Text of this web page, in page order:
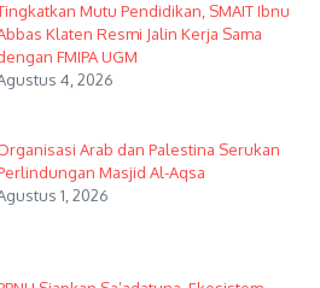
Mutu Pendidikan, SMAIT Ibnu
Klaten Resmi Jalin Kerja Sama
FMIPA UGM
4, 2026
Arab dan Palestina Serukan
Masjid Al-Aqsa
1, 2026